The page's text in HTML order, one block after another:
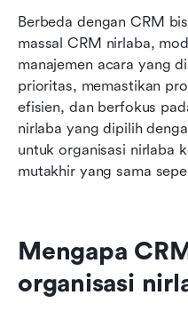
Berbeda dengan CRM
massal CRM nirlaba,
manajemen acara yang
prioritas, memastikan
efisien, dan berfokus
nirlaba yang dipilih
untuk organisasi nirlaba
mutakhir yang sama
Mengapa
organisasi